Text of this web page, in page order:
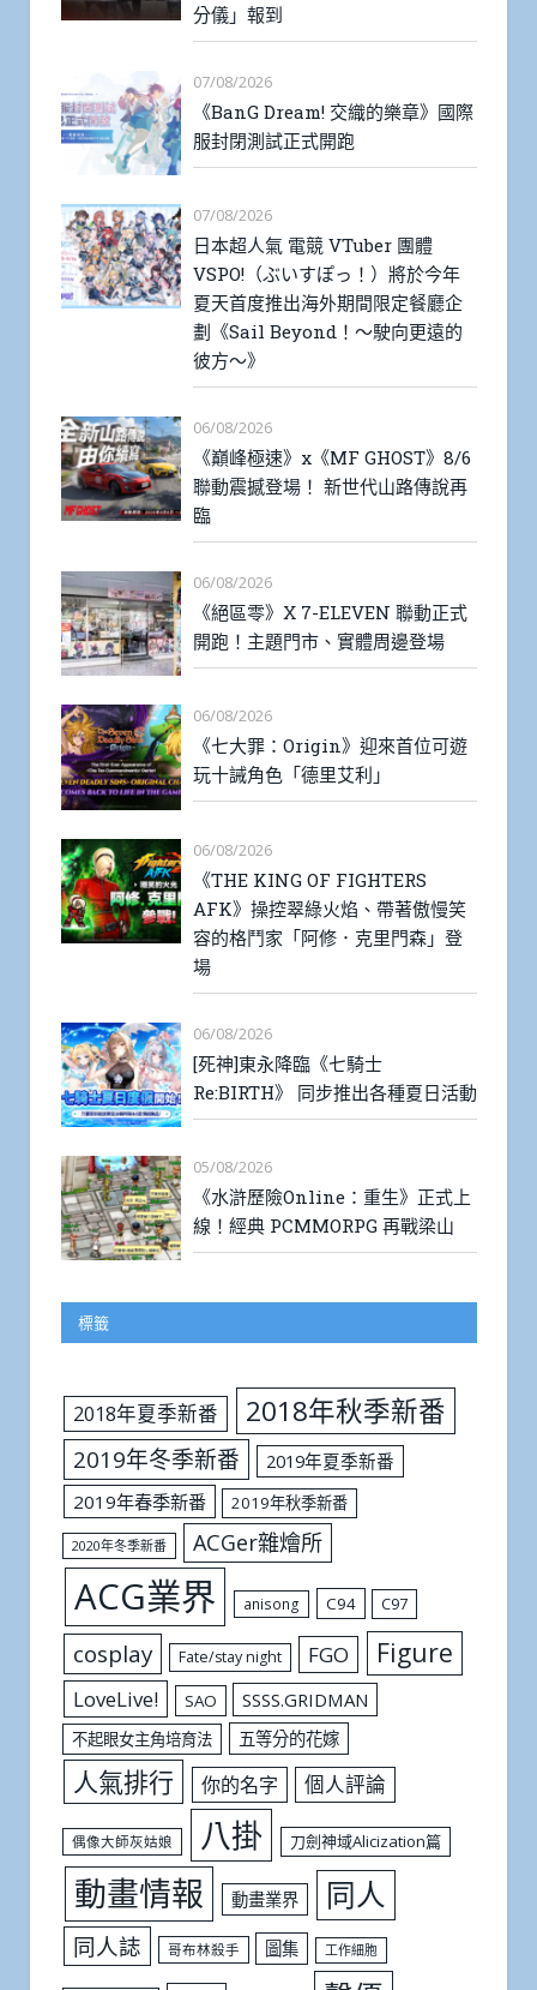
分儀」報到
07/08/2026
《BanG Dream! 交織的樂章》國際
服封閉測試正式開跑
07/08/2026
日本超人氣 電競 VTuber 團體
VSPO!（ぶいすぽっ！）將於今年
夏天首度推出海外期間限定餐廳企
劃《Sail Beyond！～駛向更遠的
彼方～》
06/08/2026
《巔峰極速》x《MF GHOST》8/6
聯動震撼登場！ 新世代山路傳說再
臨
06/08/2026
《絕區零》X 7-ELEVEN 聯動正式
開跑！主題門市、實體周邊登場
06/08/2026
《七大罪：Origin》迎來首位可遊
玩十誡角色「德里艾利」
06/08/2026
《THE KING OF FIGHTERS
AFK》操控翠綠火焰、帶著傲慢笑
容的格鬥家「阿修．克里門森」登
場
06/08/2026
[死神]東永降臨《七騎士
Re:BIRTH》 同步推出各種夏日活動
05/08/2026
《水滸歷險Online：重生》正式上
線！經典 PCMMORPG 再戰梁山
標籤
2018年夏季新番 2018年秋季新番
2019年冬季新番
2019年夏季新番
2019年春季新番
2019年秋季新番
2020年冬季新番 ACGer雜燴所
ACG業界 anisong C94 C97
cosplay Fate/stay night FGO Figure
LoveLive! SAO SSSS.GRIDMAN
不起眼女主角培育法 五等分的花嫁
人氣排行 你的名字 個人評論
偶像大師灰姑娘 八掛 刀劍神域Alicization篇
動畫情報 動畫業界 同人
同人誌 哥布林殺手 圖集 工作細胞